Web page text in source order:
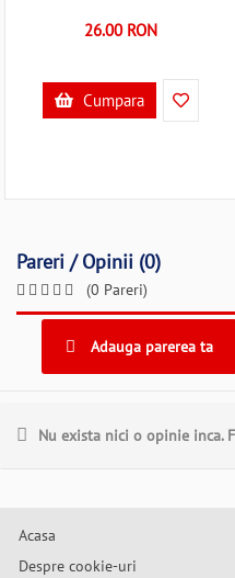
26.00 RON
Cumpara
Pareri / Opinii (0)
(0 Pareri)
Adauga parerea ta
Nu exista nici o opinie inca.
Acasa
Despre cookie-uri